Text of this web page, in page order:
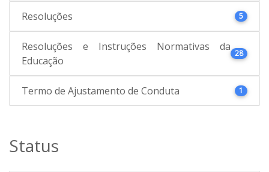
Resoluções 5
Resoluções e Instruções Normativas da
Educação
28
Termo de Ajustamento de Conduta 1
Status